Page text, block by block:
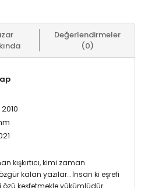
Değerlendirmeler
(0)
kışkırtıcı, kimi zaman
kalan yazılar… İnsan ki eşrefi